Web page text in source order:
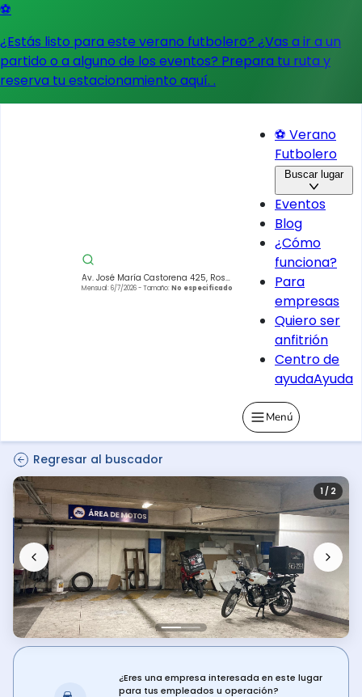
⚽
¿Estás listo para este verano futbolero? ¿Vas a ir a un
partido o a alguno de los eventos? Prepara tu ruta y
reserva tu estacionamiento aquí. .
Av. José María Castorena 425, Rosa
Torres, Cuajimalpa de Morelos,
Mensual: 6/7/2026- Tamaño: No especificado
⚽ Verano
Futbolero
Buscar lugar
Eventos
Blog
¿Cómo
funciona?
Para
empresas
Quiero ser
anfitrión
Centro de
ayudaAyuda
Menú
Regresar al buscador
1 / 2
¿Eres una empresa interesada en este lugar
para tus empleados u operación?